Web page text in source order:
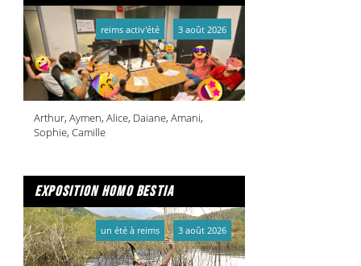
Arthur, Aymen, Alice, Daiane, Amani,
Sophie, Camille
reims activ'été 3 août 2026
exposition homo bestia
un été à reims 3 août 2026